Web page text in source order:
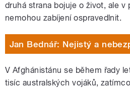
druhá strana bojuje o život, ale v
nemohou zabíjení ospravedlnit.
Jan Bednář: Nejistý a
V Afghánistánu se během řady
tisíc australských vojáků,